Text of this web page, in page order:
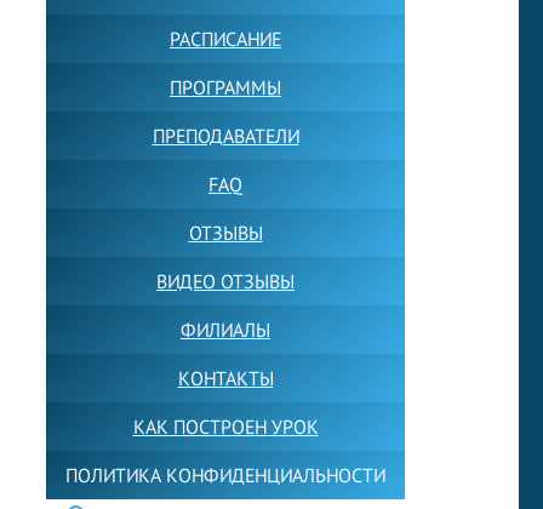
РАСПИСАНИЕ
ПРОГРАММЫ
ПРЕПОДАВАТЕЛИ
FAQ
ОТЗЫВЫ
ВИДЕО ОТЗЫВЫ
ФИЛИАЛЫ
КОНТАКТЫ
КАК ПОСТРОЕН УРОК
ПОЛИТИКА КОНФИДЕНЦИАЛЬНОСТИ